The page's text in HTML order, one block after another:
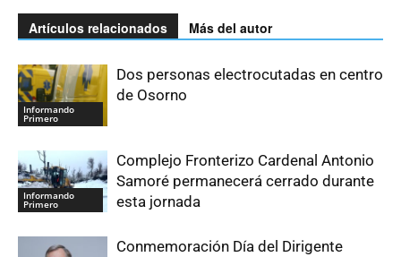
Artículos relacionados Más del autor
Informando
Primero
Dos personas electrocutadas en centro
de Osorno
Informando
Primero
Complejo Fronterizo Cardenal Antonio
Samoré permanecerá cerrado durante
esta jornada
Conmemoración Día del Dirigente